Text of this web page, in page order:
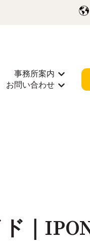
示別サポートのサブメニ
事務所案内
事務所
ち情報のサブメニュー
お問い合わせ
お問い
｜